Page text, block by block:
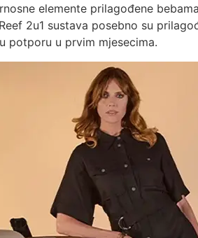
elemente prilagođene
2u1 sustava posebno su
potporu u prvim mjesecima.